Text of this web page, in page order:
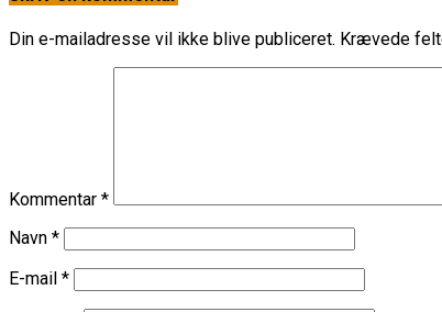
Din e-mailadresse vil ikke blive publiceret. Krævede
Kommentar *
Navn *
E-mail *